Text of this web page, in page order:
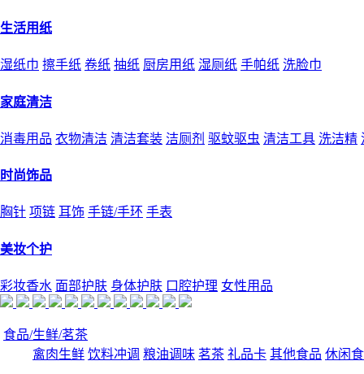
生活用纸
湿纸巾 擦手纸 卷纸 抽纸 厨房用纸 湿厕纸 手帕纸 洗脸巾
家庭清洁
消毒用品 衣物清洁 清洁套装 洁厕剂 驱蚊驱虫 清洁工具 洗洁精
时尚饰品
胸针 项链 耳饰 手链/手环 手表
美妆个护
彩妆香水 面部护肤 身体护肤 口腔护理 女性用品
食品/生鲜/茗茶
禽肉生鲜 饮料冲调 粮油调味 茗茶 礼品卡 其他食品 休闲